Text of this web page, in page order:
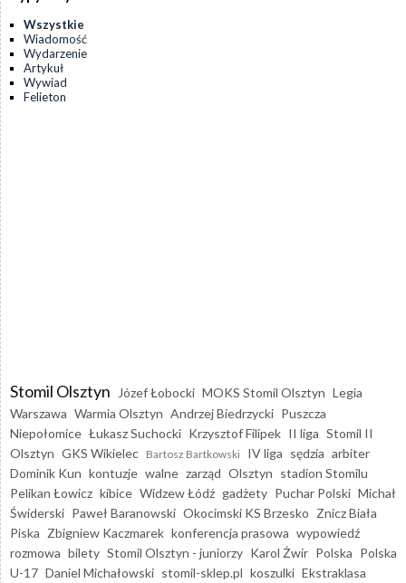
Wszystkie
Wiadomość
Wydarzenie
Artykuł
Wywiad
Felieton
Stomil Olsztyn Józef Łobocki MOKS Stomil Olsztyn Legia
Warszawa Warmia Olsztyn Andrzej Biedrzycki Puszcza
Niepołomice Łukasz Suchocki Krzysztof Filipek II liga Stomil II
Olsztyn GKS Wikielec Bartosz Bartkowski IV liga sędzia arbiter
Dominik Kun kontuzje walne zarząd Olsztyn stadion Stomilu
Pelikan Łowicz kibice Widzew Łódź gadżety Puchar Polski Michał
Świderski Paweł Baranowski Okocimski KS Brzesko Znicz Biała
Piska Zbigniew Kaczmarek konferencja prasowa wypowiedź
rozmowa bilety Stomil Olsztyn - juniorzy Karol Żwir Polska Polska
U-17 Daniel Michałowski stomil-sklep.pl koszulki Ekstraklasa